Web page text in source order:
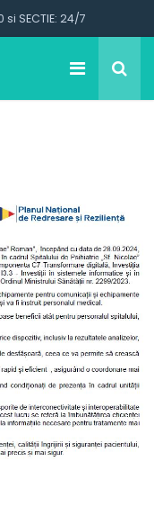
si SECTIE: 24/7